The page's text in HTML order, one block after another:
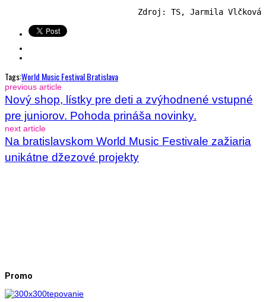
Zdroj: TS, Jarmila Vlčková
Tags:World Music Festival Bratislava
previous article
Nový shop, lístky pre deti a zvýhodnené vstupné
pre juniorov. Pohoda prináša novinky.
next article
Na bratislavskom World Music Festivale zažiaria
unikátne džezové projekty
Promo